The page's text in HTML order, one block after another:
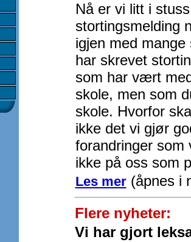
Nå er vi litt i
stortingsmelding
igjen med
har skrevet
som har vært
skole, men som
skole. Hvorfor
ikke det vi gjør
forandringer som
ikke på oss som
Les mer(åpnes i
Flere nyheter:
Vi har gjort